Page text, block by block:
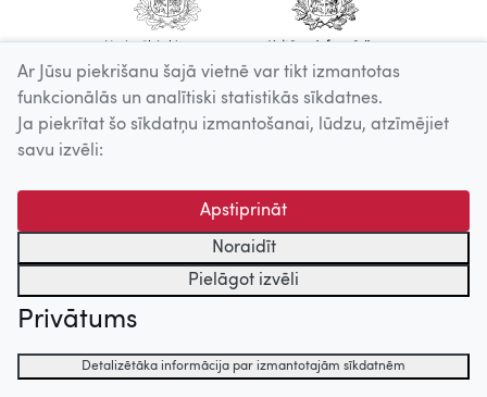
Ar Jūsu piekrišanu šajā vietnē var tikt izmantotas
funkcionālās un analītiski statistikās sīkdatnes.
Ja piekrītat šo sīkdatņu izmantošanai, lūdzu, atzīmējiet
savu izvēli:
Apstiprināt
Noraidīt
Pielāgot izvēli
Privātums
Detalizētāka informācija par izmantotajām sīkdatnēm